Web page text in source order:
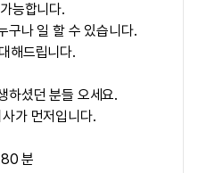
능합니다.
구나 일 할 수 있습니다.
해드립니다.
하셨던 분들 오세요.
가 먼저입니다.
분